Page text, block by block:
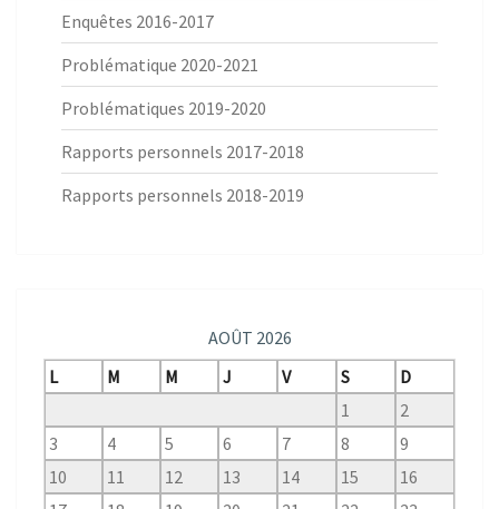
Enquêtes 2016-2017
Problématique 2020-2021
Problématiques 2019-2020
Rapports personnels 2017-2018
Rapports personnels 2018-2019
AOÛT 2026
L
M M J V S
D
1
2
3
4 5 6 7 8
9
10
11 12 13 14 15
16